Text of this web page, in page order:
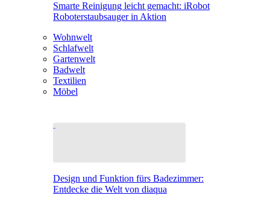
Smarte Reinigung leicht gemacht: iRobot
Roboterstaubsauger in Aktion
Wohnwelt
Schlafwelt
Gartenwelt
Badwelt
Textilien
Möbel
Design und Funktion fürs Badezimmer:
Entdecke die Welt von diaqua